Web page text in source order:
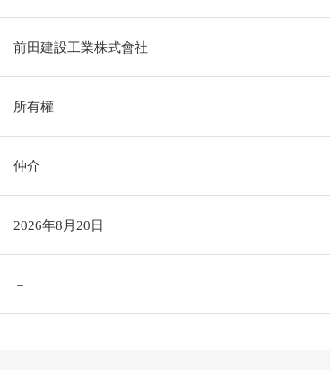
前田建設工業株式會社
所有權
仲介
2026年8月20日
－